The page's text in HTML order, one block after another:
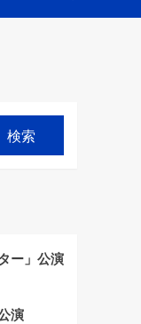
検索
ー」公演
演